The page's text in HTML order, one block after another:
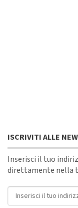
ISCRIVITI ALLE
Inserisci il tuo
direttamente nella
Indirizzo email